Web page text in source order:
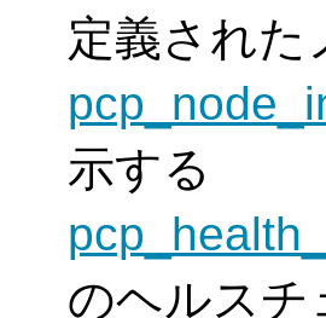
定義された
示する
のヘルスチ